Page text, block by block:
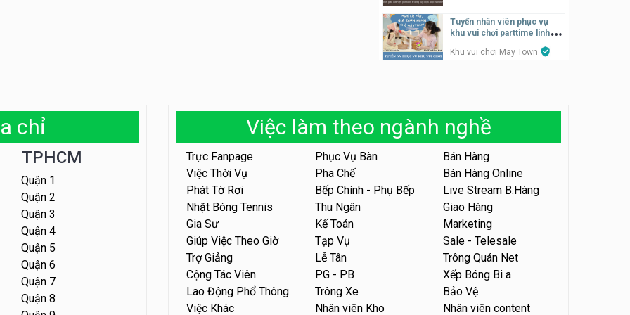
Tuyển nhân viên đóng gói
MEEAWN TOWN x Chim quay
Tuyển nhân viên phục vụ
bàn parttime
Quán ăn, Cafe
Tuyển nhân viên content,
trực page, thu ngân parttime
lương cao
Tuyển nhân viên phụ bếp, tạp
vụ, hỗ trợ ra đơn
Shop đồ ăn đêm Trang Béo
Tuyển nhân viên phục vụ
khu vui chơi parttime linh
Khu vui chơi May Town
Shop mỹ phẩm
Tuyển nhân viên bán hàng,
giữ xe parttime – Kibo Kid
KIBO KIDS
Tuyển nhân viên edit ảnh,
video parttime
Công ty
Tuyển nhân viên tiếp thực,
phục vụ bàn
Nhà hàng Phủi Quán
chỉ
TPHCM
Quận 1
Quận 2
Quận 3
Quận 4
Quận 5
Quận 6
Quận 7
Quận 8
Việc làm theo ngành nghề
Trực Fanpage Phục Vụ Bàn
Bán Hàng
Việc Thời Vụ
Pha Chế
Bán Hàng Online
Phát Tờ Rơi
Bếp Chính - Phụ Bếp
Live Stream B.Hàng
Nhặt Bóng Tennis
Thu Ngân
Giao Hàng
Gia Sư
Kế Toán
Marketing
Giúp Việc Theo Giờ
Tạp Vụ
Sale - Telesale
Trợ Giảng
Lễ Tân
Trông Quán Net
Cộng Tác Viên
PG - PB
Xếp Bóng Bi a
Lao Động Phổ Thông
Trông Xe
Bảo Vệ
Việc Khác
Nhân viên Kho Nhân viên content